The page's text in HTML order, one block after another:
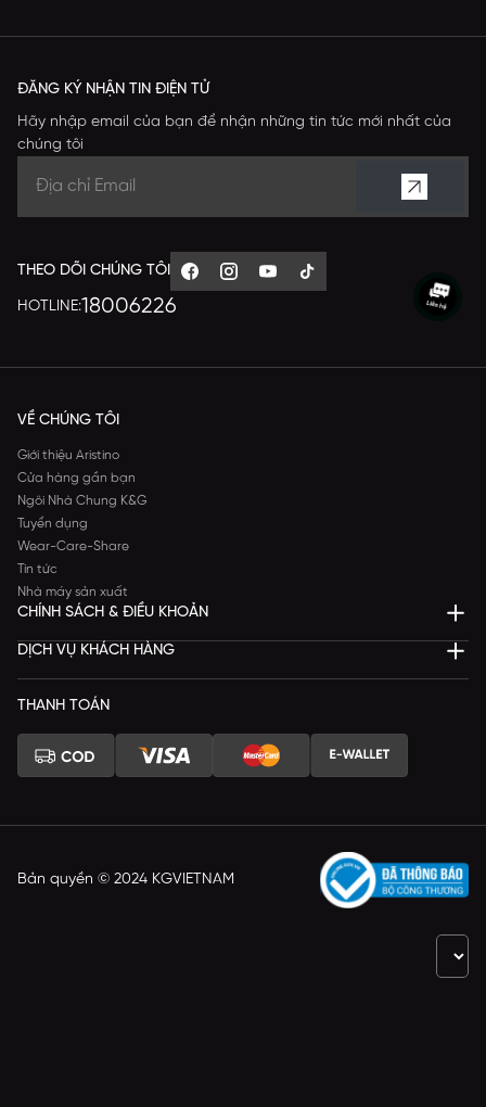
ĐĂNG KÝ NHẬN TIN ĐIỆN TỬ
Hãy nhập email của bạn để nhận những tin tức mới nhất của
chúng tôi
THEO DÕI CHÚNG TÔI
HOTLINE:18006226
VỀ CHÚNG TÔI
Giới thiệu Aristino
Cửa hàng gần bạn
Ngôi Nhà Chung K&G
Tuyển dụng
Wear-Care-Share
Tin tức
Nhà máy sản xuất
CHÍNH SÁCH & ĐIỀU KHOẢN
DỊCH VỤ KHÁCH HÀNG
THANH TOÁN
Bản quyền © 2024 KGVIETNAM